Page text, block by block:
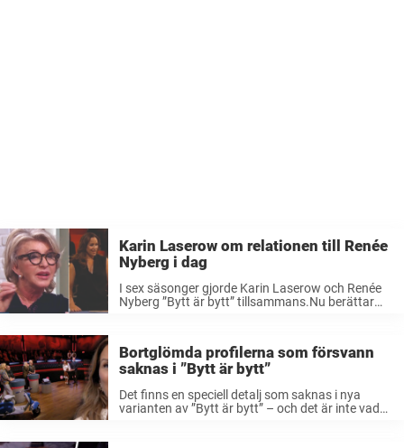
Karin Laserow om relationen till Renée
Nyberg i dag
I sex säsonger gjorde Karin Laserow och Renée
Nyberg ”Bytt är bytt” tillsammans.Nu berättar
Bortglömda profilerna som försvann
saknas i ”Bytt är bytt”
Det finns en speciell detalj som saknas i nya
varianten av ”Bytt är bytt” – och det är inte vad